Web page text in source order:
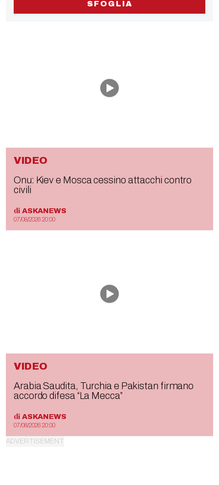
SFOGLIA
VIDEO
Onu: Kiev e Mosca cessino attacchi contro
civili
di ASKANEWS
07/08/2026 20:00
VIDEO
Arabia Saudita, Turchia e Pakistan firmano
accordo difesa “La Mecca”
di ASKANEWS
07/08/2026 20:00